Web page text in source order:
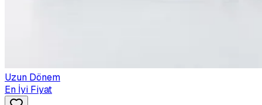
Uzun Dönem
En İyi Fiyat